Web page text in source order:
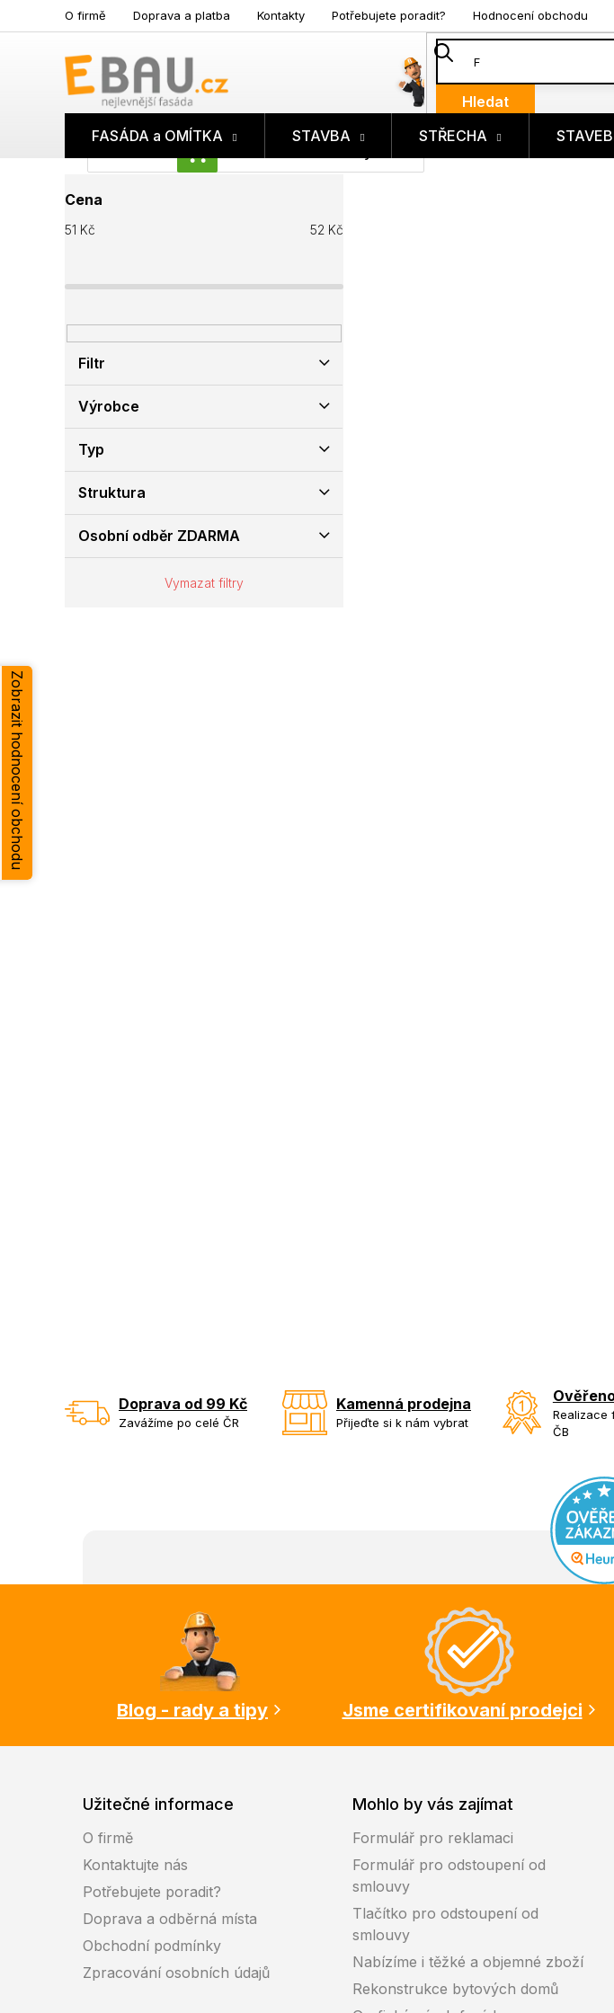
na
O firmě Doprava a platba Kontakty Potřebujete poradit? Hodnocení obchodu
Hledat
NÁKUPNÍ
FASÁDA a OMÍTKA STAVBA STŘECHA
o
s
a
n
í
a
Cena
51 Kč 52 Kč
Filtr
Výrobce
Typ
Struktura
Osobní odběr ZDARMA
Vymazat filtry
Doprava od 99 Kč
Zavážíme po celé ČR
Kamenná prodejna
Přijeďte si k nám vybrat
Realizace
ČB
Blog - rady a tipy
Jsme certifikovaní prodejci
Užitečné informace
O firmě
Kontaktujte nás
Potřebujete poradit?
Doprava a odběrná místa
Obchodní podmínky
Zpracování osobních údajů
Mohlo by vás zajímat
Formulář pro reklamaci
Formulář pro odstoupení od
smlouvy
Tlačítko pro odstoupení od
smlouvy
Nabízíme i těžké a objemné zboží
Rekonstrukce bytových domů
Zobrazit hodnocení obchodu